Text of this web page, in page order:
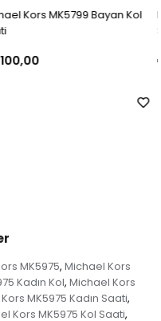
Michael Kors MK5798 Bayan
₺5.500,00
MK5975, Michael Kors
Kadın Kol, Michael Kors
MK5975 Kadın Saati,
Kors MK5975 Kol Saati,